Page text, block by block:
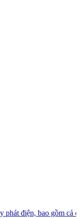
phát điện, bao gồm cả